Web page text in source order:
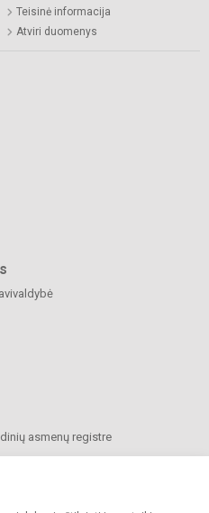
Teisinė informacija
Atviri duomenys
asmenų registre